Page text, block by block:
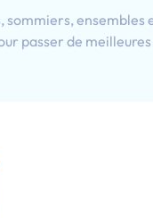
sommiers, ensembles
passer de meilleures